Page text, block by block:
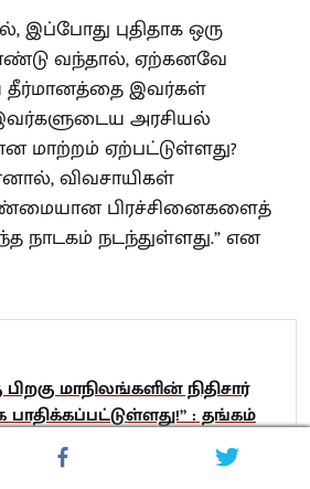
இப்போது புதிதாக ஒரு
வந்தால், ஏற்கனவே
இவர்கள்
இவர்களுடைய அரசியல்
மாற்றம் ஏற்பட்டுள்ளது?
விவசாயிகள்
பிரச்சினைகளைத்
நாடகம் நடந்துள்ளது.” என
மாநிலங்களின் நிதிசார்
பாதிக்கப்பட்டுள்ளது!” : தங்கம்